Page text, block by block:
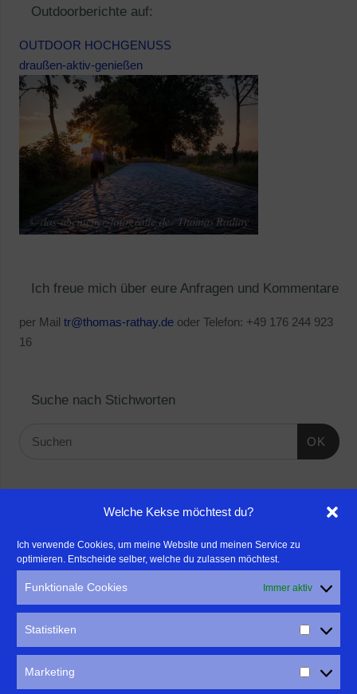
Welche Kekse möchtest du?
Ich verwende Cookies, um meine Website und meinen Service zu
optimieren. Entscheide selber, welche du zulassen möchtest.
Funktionale Cookies Immer aktiv
Statistiken
Marketing
Outdoorberichte auf:
OUTDOOR HOCHGENUSS
draußen-aktiv-genießen
Ich freue mich über eure Anfragen und Kommentare
per Mail tr@thomas-rathay.deoder Telefon: +49 176 244 923
16
Suche nach Stichworten
OK
- Für professionelle Fotografen, die ihre Stärken mehr in den
Fokus rücken wollen, empfehle ich eine Beratung durch Frau
Dr. Martina Mettner